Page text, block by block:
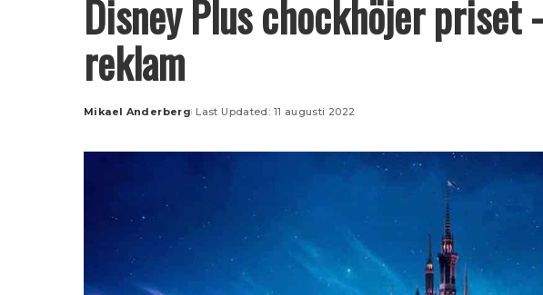
Disney Plus chockhöjer
reklam
Posted
Mikael Anderberg Last Updated: 11 augusti 2022